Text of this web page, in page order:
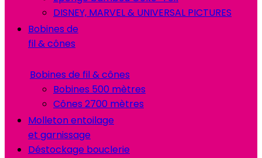
DISNEY, MARVEL & UNIVERSAL PICTURES
Bobines de
fil & cônes
Bobines de fil & cônes
Bobines 500 mètres
Cônes 2700 mètres
Molleton entoilage
et garnissage
Déstockage bouclerie